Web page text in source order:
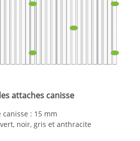
attaches canisse
: 15 mm
noir, gris et anthracite